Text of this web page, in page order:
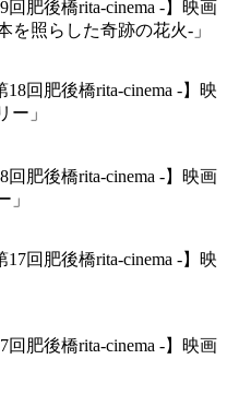
回肥後橋rita-cinema -】映画
を照らした奇跡の花火-」
回肥後橋rita-cinema -】映画
」
回肥後橋rita-cinema -】映画